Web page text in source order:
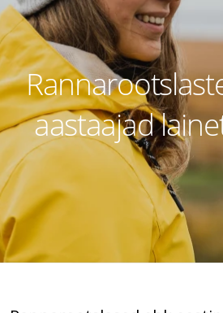
aastaajad